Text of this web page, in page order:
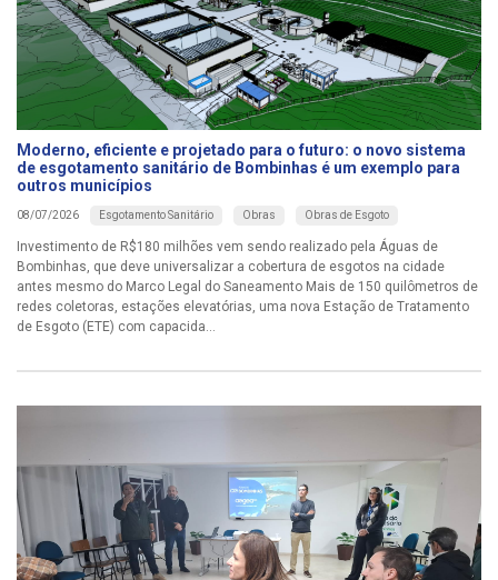
Moderno, eficiente e projetado para o futuro: o novo sistema
de esgotamento sanitário de Bombinhas é um exemplo para
outros municípios
08/07/2026 Esgotamento Sanitário Obras Obras de Esgoto
Investimento de R$180 milhões vem sendo realizado pela Águas de
Bombinhas, que deve universalizar a cobertura de esgotos na cidade
antes mesmo do Marco Legal do Saneamento Mais de 150 quilômetros de
redes coletoras, estações elevatórias, uma nova Estação de Tratamento
de Esgoto (ETE) com capacida...